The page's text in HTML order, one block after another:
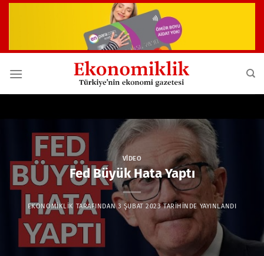
VIDEO
Fed Büyük Hata Yaptı
EKONOMIKLIK TARAFINDAN 3 ŞUBAT 2023TARIHINDE YAYINLANDI